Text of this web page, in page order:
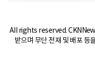
All rights reserved.
받으며 무단 전재 및 배포